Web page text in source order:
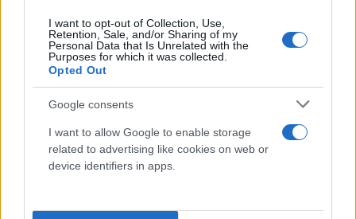
I want to opt-out of Collection, Use,
Retention, Sale, and/or Sharing of my
Personal Data that Is Unrelated with the
Purposes for which it was collected.
Opted Out
Google consents
I want to allow Google to enable storage
related to advertising like cookies on web or
device identifiers in apps.
Κάνε κλικ και δες περισσότερο
Flash.grστην αναζήτηση τηςGoogle